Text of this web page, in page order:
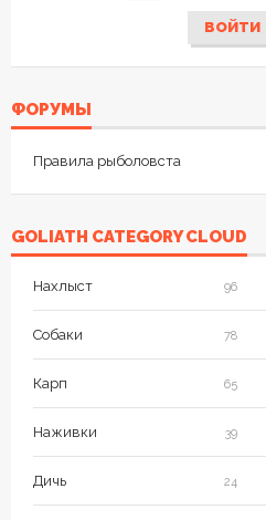
ВОЙТИ
ФОРУМЫ
Правила рыболовста
GOLIATH CATEGORY CLOUD
Нахлыст 96
Собаки 78
Карп 65
Наживки 39
Дичь 24